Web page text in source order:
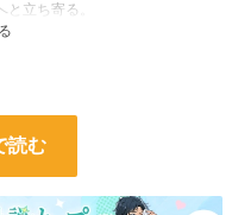
立ち寄る。
新。
に至らないことがあればご報告
読む